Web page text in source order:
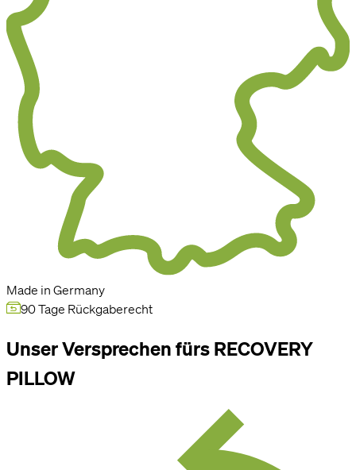
Made in Germany
90 Tage Rückgaberecht
Unser Versprechen fürs RECOVERY
PILLOW